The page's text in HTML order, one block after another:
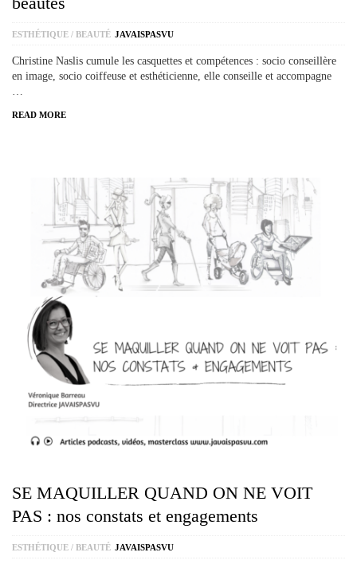
ESTHÉTIQUE / BEAUTÉ JAVAISPASVU
Christine Naslis cumule les casquettes et compétences : socio conseillère
en image, socio coiffeuse et esthéticienne, elle conseille et accompagne
READ MORE
SE MAQUILLER QUAND ON NE VOIT
PAS : nos constats et engagements
ESTHÉTIQUE / BEAUTÉ JAVAISPASVU